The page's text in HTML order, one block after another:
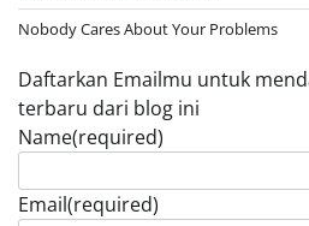
Nobody Cares About Your Problems
Daftarkan Emailmu untuk
terbaru dari blog ini
Name(required)
Email(required)